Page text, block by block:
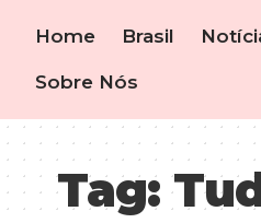
Home Brasil
Sobre Nós
Tag: